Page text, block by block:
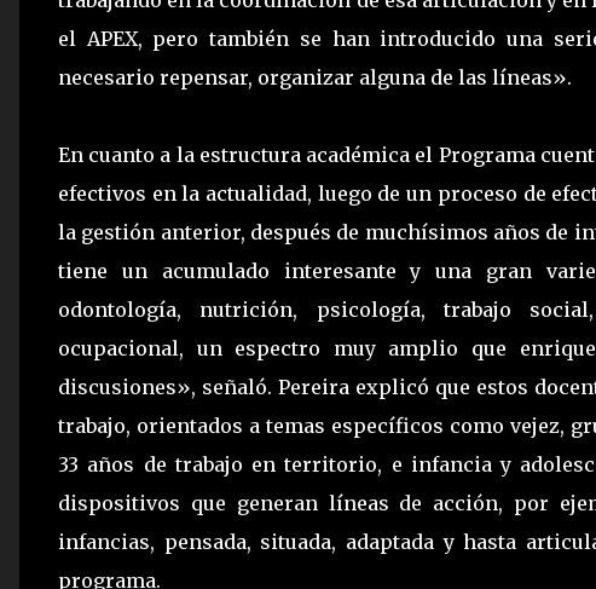
el APEX, pero también se han introducido una
necesario repensar, organizar alguna de las líneas».
En cuanto a la estructura académica el Programa
efectivos en la actualidad, luego de un proceso de
la gestión anterior, después de muchísimos años de
tiene un acumulado interesante y una gran
odontología, nutrición, psicología, trabajo
ocupacional, un espectro muy amplio que
discusiones», señaló. Pereira explicó que estos
trabajo, orientados a temas específicos como vejez,
33 años de trabajo en territorio, e infancia y
dispositivos que generan líneas de acción, por
infancias, pensada, situada, adaptada y hasta
programa.